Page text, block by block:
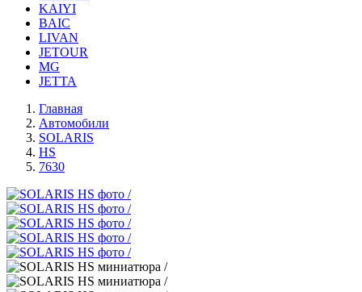
KAIYI
BAIC
LIVAN
JETOUR
MG
JETTA
Главная
Автомобили
SOLARIS
HS
7630